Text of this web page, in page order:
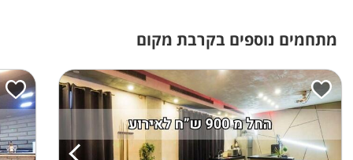
מתחמים נוספים בקרבת מקום